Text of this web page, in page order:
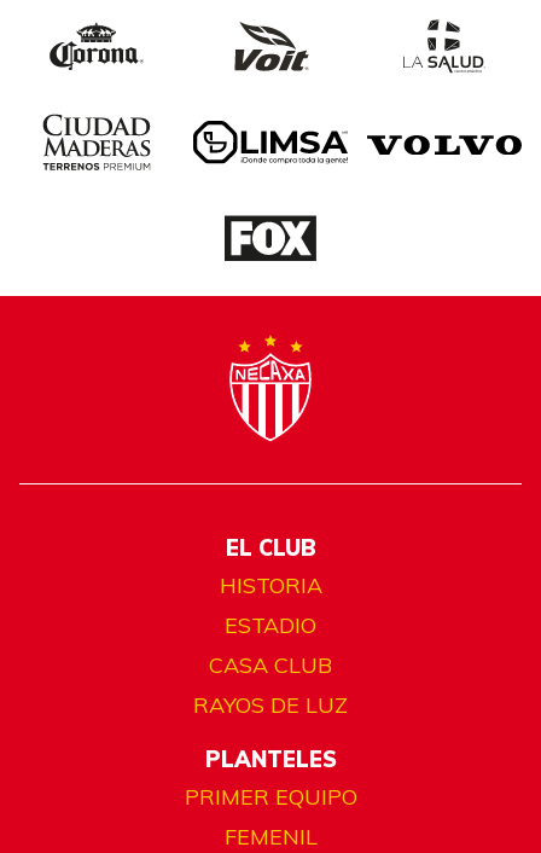
EL CLUB
HISTORIA
ESTADIO
CASA CLUB
RAYOS DE LUZ
PLANTELES
PRIMER EQUIPO
FEMENIL